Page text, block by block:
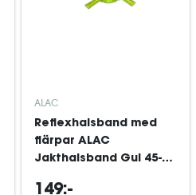
ALAC
Reflexhalsband med
flärpar ALAC
Jakthalsband Gul 45-55
149:-